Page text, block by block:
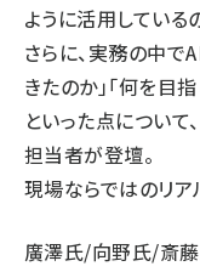
ように活用している
さらに、実務の中で
きたのか」「何を目
といった点につい
担当者が登壇。
現場ならではのリア
廣澤氏/向野氏/斎藤